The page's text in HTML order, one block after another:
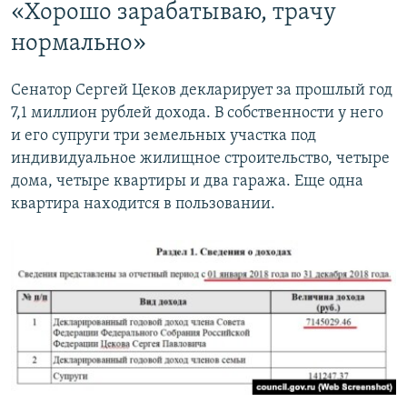
«Хорошо зарабатываю, трачу
нормально»
Сенатор Сергей Цеков декларирует за прошлый год
7,1 миллион рублей дохода. В собственности у него
и его супруги три земельных участка под
индивидуальное жилищное строительство, четыре
дома, четыре квартиры и два гаража. Еще одна
квартира находится в пользовании.